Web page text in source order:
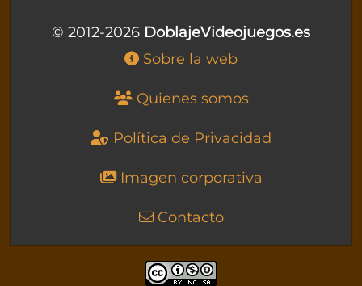
© 2012-2026 DoblajeVideojuegos.es
Sobre la web
Quienes somos
Política de Privacidad
Imagen corporativa
Contacto